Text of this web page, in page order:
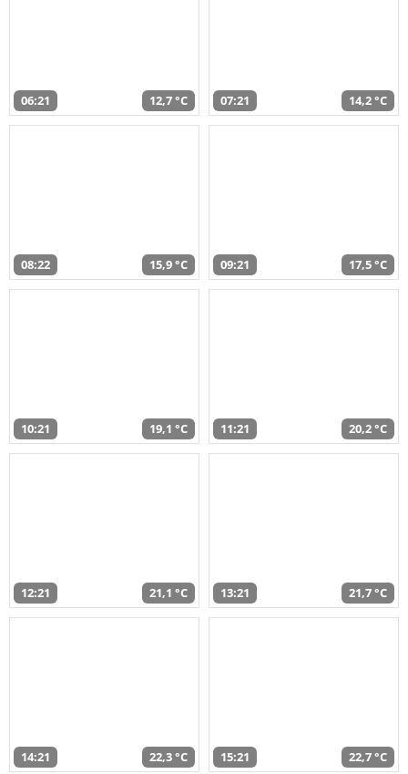
06:21 12,7 °C 07:21 14,2 °C
08:22 15,9 °C 09:21 17,5 °C
10:21 19,1 °C 11:21 20,2 °C
12:21 21,1 °C 13:21 21,7 °C
14:21 22,3 °C 15:21 22,7 °C